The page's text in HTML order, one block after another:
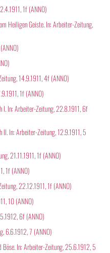
1f (ANNO)
Heiligen Geiste. In: Arbeiter-Zeitung,
14.9.1911, 4f (ANNO)
1f (ANNO)
I. In: Arbeiter-Zeitung, 22.8.1911, 6f
In: Arbeiter-Zeitung, 12.9.1911, 5
21.11.1911, 1f (ANNO)
1f (ANNO)
22.12.1911, 1f (ANNO)
10 (ANNO)
6f (ANNO)
6.6.1912, 7 (ANNO)
Böse. In: Arbeiter-Zeitung, 25.6.1912, 5